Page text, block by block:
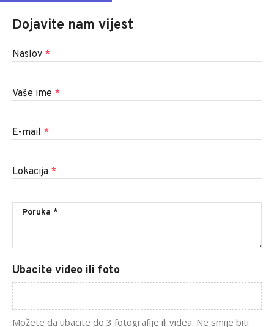
Dojavite nam vijest
Naslov *
Vaše ime *
E-mail *
Lokacija *
Ubacite video ili foto
Možete da ubacite do 3 fotografije ili videa. Ne smije biti